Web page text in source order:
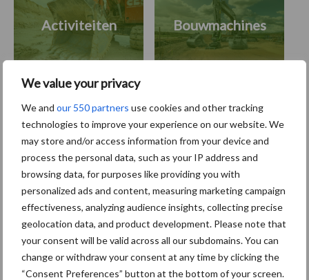
We value your privacy
We and our 550 partners use cookies and other tracking
technologies to improve your experience on our website. We
may store and/or access information from your device and
process the personal data, such as your IP address and
browsing data, for purposes like providing you with
personalized ads and content, measuring marketing campaign
effectiveness, analyzing audience insights, collecting precise
geolocation data, and product development. Please note that
your consent will be valid across all our subdomains. You can
change or withdraw your consent at any time by clicking the
“Consent Preferences” button at the bottom of your screen.
Primaire
Sidebar
Recent nieuws Partner nieuws
11 feb
Terra-nieuws vanaf nu op
deloonwerker.be
20 dec
Wettelijke aanvaardingsplicht
batterijen
Activiteiten Bouwmachines